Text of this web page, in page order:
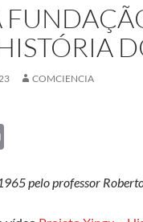
COMCIENCIA
ntpelo professor